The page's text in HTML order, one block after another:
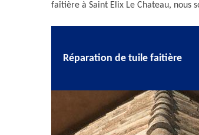
faîtière à Saint Elix Le Chateau, nous
Réparation de tuile faitière